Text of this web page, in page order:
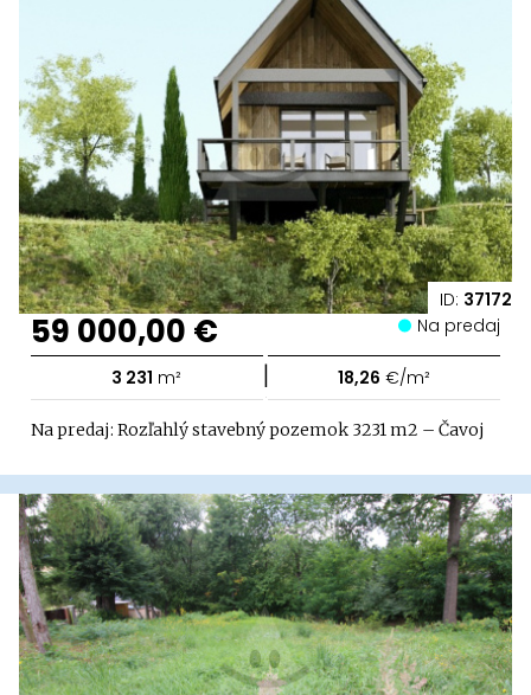
ID: 37172
59 000,00 € Na predaj
3 231 m² | 18,26 €/m²
Na predaj: Rozľahlý stavebný pozemok 3231 m2 – Čavoj